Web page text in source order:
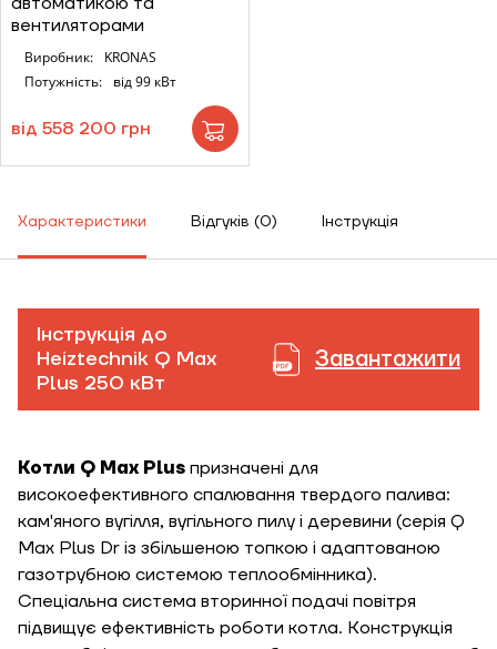
вентиляторами
Виробник:
KRONAS
Потужність:
від 99 кВт
від 558 200 грн
Характеристики Відгуків (0) Інструкція
Інструкція до
Heiztechnik Q Max
Plus 250 кВт
Завантажити
Котли Q Max Plus призначені для
високоефективного спалювання твердого палива:
кам'яного вугілля, вугільного пилу і деревини (серія Q
Max Plus Dr із збільшеною топкою і адаптованою
газотрубною системою теплообмінника).
Спеціальна система вторинної подачі повітря
підвищує ефективність роботи котла. Конструкція